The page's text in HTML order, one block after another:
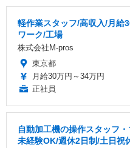
軽作業スタッフ/高収入/月給
ワーク/工場
株式会社M-pros
東京都
月給30万円～34万円
正社員
自動加工機の操作スタッフ
未経験OK/週休2日制/土日祝